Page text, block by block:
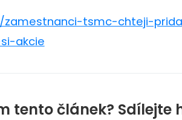
tsmc-chteji-
akcie
tento článek? Sdílejte